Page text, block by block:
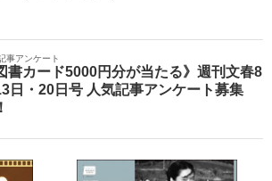
事アンケート
書カード5000円分が当たる》週刊文春8
日・20日号 人気記事アンケート募集